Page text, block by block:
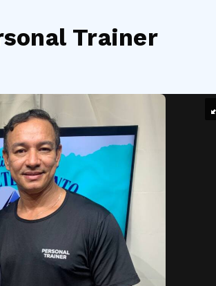
Trainer